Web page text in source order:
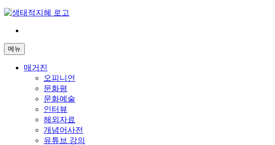
Skip
content
은
메뉴
매거진
오피니언
문화평
문화예술
인터뷰
해외자료
개념어사전
유튜브 강의